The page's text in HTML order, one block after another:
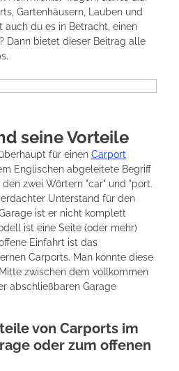
Gartenhäusern, Lauben und
auch du es in Betracht, einen
Dann bietet dieser Beitrag alle
seine Vorteile
für einen Carport
Englischen abgeleitete Begriff
zwei Wörtern "car" und "port.
Unterstand für den
ist er nicht komplett
ist eine Seite (oder mehr)
Einfahrt ist das
Carports. Man könnte diese
zwischen dem vollkommen
abschließbaren Garage
von Carports im
oder zum offenen